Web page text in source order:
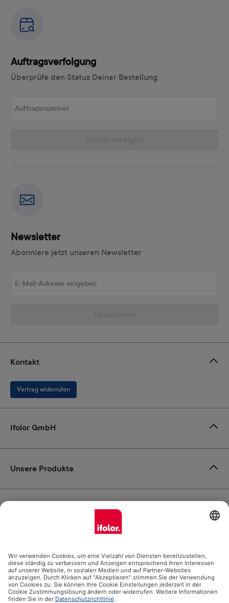
Auftragsverfolgung
Überprüfe den Status Deiner Bestellung
Newsletter
Abonniere jetzt unseren Newsletter
Kontakt
Vertrag widerrufen
Ifolor GmbH
Unsere Produkte
Versandpartner